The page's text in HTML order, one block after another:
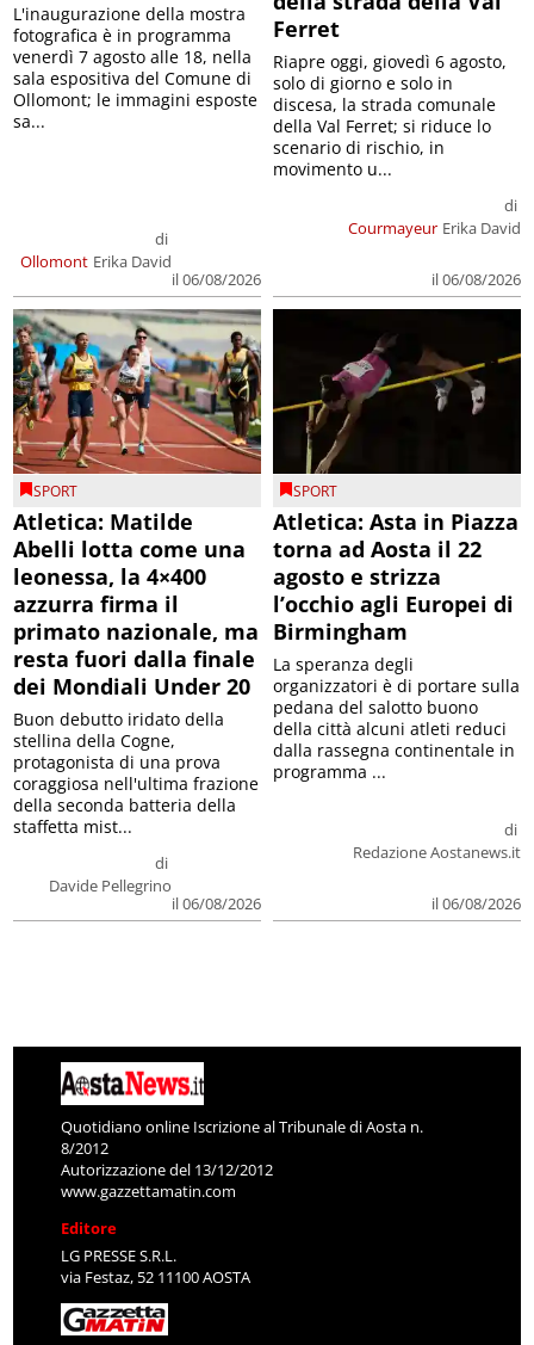
Ollomont
di
Erika David
il 06/08/2026
L'inaugurazione della mostra
fotografica è in programma
venerdì 7 agosto alle 18, nella
sala espositiva del Comune di
Ollomont; le immagini esposte
sa...
Ferret
Courmayeur
di
Erika David
il 06/08/2026
Riapre oggi, giovedì 6 agosto,
solo di giorno e solo in
discesa, la strada comunale
della Val Ferret; si riduce lo
scenario di rischio, in
movimento u...
SPORT
Atletica: Matilde
Abelli lotta come una
leonessa, la 4×400
azzurra firma il
primato nazionale, ma
resta fuori dalla finale
dei Mondiali Under 20
di
Davide Pellegrino
il 06/08/2026
Buon debutto iridato della
stellina della Cogne,
protagonista di una prova
coraggiosa nell'ultima frazione
della seconda batteria della
staffetta mist...
SPORT
Atletica: Asta in Piazza
torna ad Aosta il 22
agosto e strizza
l’occhio agli Europei di
Birmingham
di
Redazione Aostanews.it
il 06/08/2026
La speranza degli
organizzatori è di portare sulla
pedana del salotto buono
della città alcuni atleti reduci
dalla rassegna continentale in
programma ...
Quotidiano online Iscrizione al Tribunale di Aosta n.
8/2012
Autorizzazione del 13/12/2012
www.gazzettamatin.com
Editore
LG PRESSE S.R.L.
via Festaz, 52 11100 AOSTA